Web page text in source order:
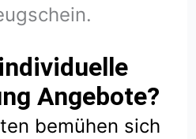
Angebote?
bemühen sich